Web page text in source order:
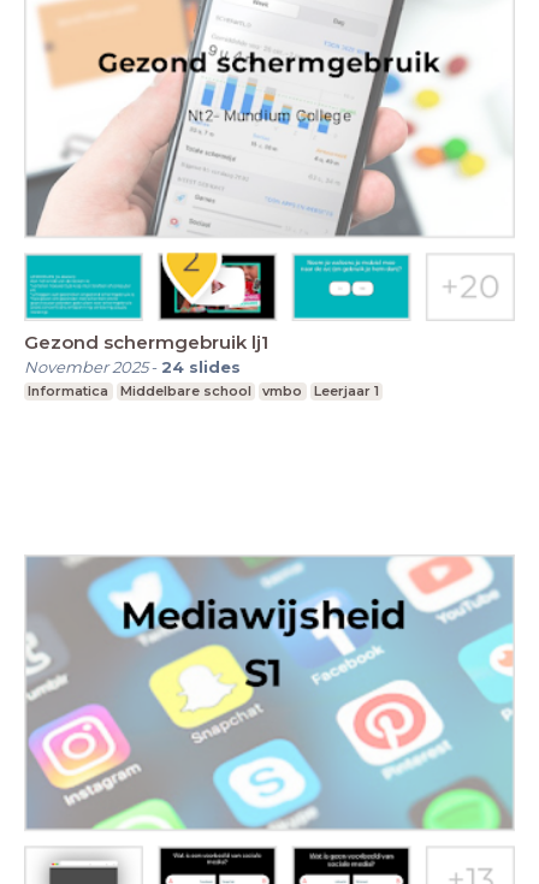
Gezond schermgebruik lj1
November 2025- 24 slides
Informatica Middelbare school vmbo Leerjaar 1